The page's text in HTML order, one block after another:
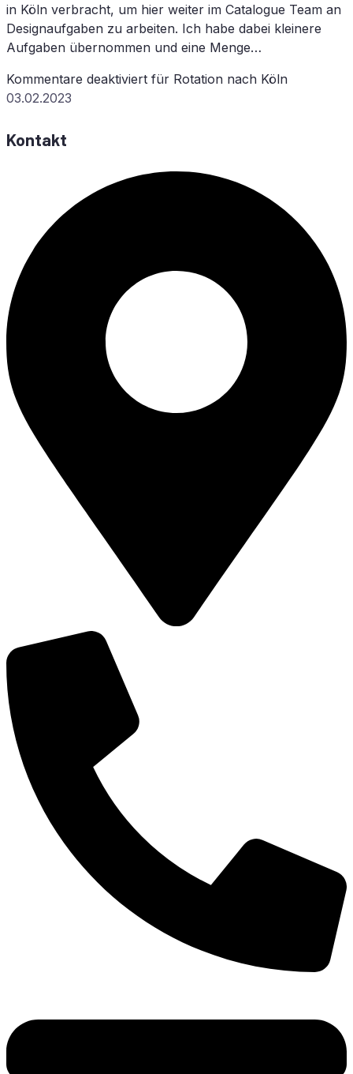
in Köln verbracht, um hier weiter im Catalogue Team an
Designaufgaben zu arbeiten. Ich habe dabei kleinere
Aufgaben übernommen und eine Menge…
Kommentare deaktiviert für Ro­ta­ti­on nach Köln
03.02.2023
Kontakt